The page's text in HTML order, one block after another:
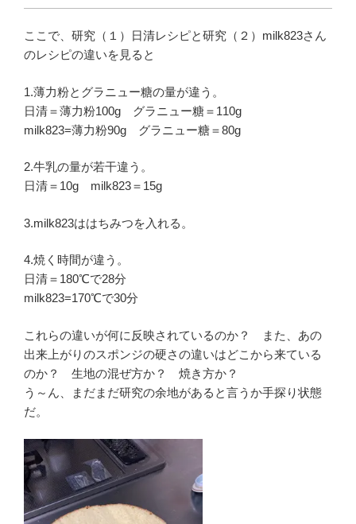
ここで、研究（１）日清レシピと研究（２）milk823さん
のレシピの違いを見ると
1.薄力粉とグラニュー糖の量が違う。
日清＝薄力粉100g グラニュー糖＝110g
milk823=薄力粉90g グラニュー糖＝80g
2.牛乳の量が若干違う。
日清＝10g milk823＝15g
3.milk823ははちみつを入れる。
4.焼く時間が違う。
日清＝180℃で28分
milk823=170℃で30分
これらの違いが何に反映されているのか？ また、あの
出来上がりのスポンジの硬さの違いはどこから来ている
のか？ 生地の混ぜ方か？ 焼き方か？
う～ん、まだまだ研究の余地があると言うか手探り状態
だ。